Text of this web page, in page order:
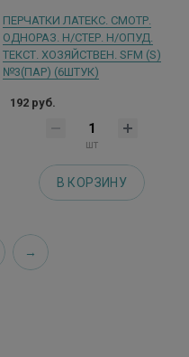
ПЕРЧАТКИ ЛАТЕКС. СМОТР.
ОДНОРАЗ. Н/СТЕР. Н/ОПУД.
ТЕКСТ. ХОЗЯЙСТВЕН. SFM (S)
№3(ПАР) (6ШТУК)
192 руб.
шт
В КОРЗИНУ